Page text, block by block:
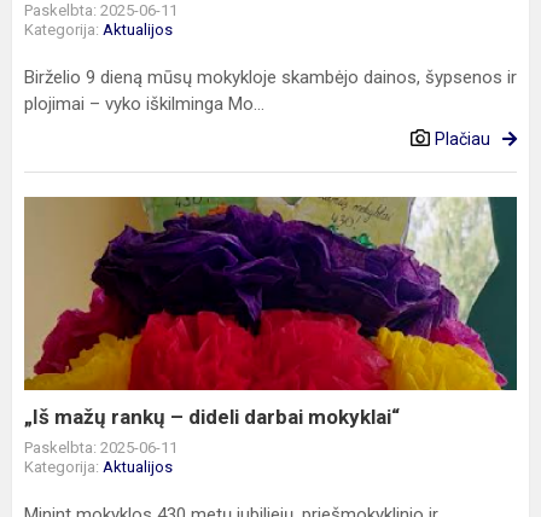
Paskelbta: 2025-06-11
Kategorija: Aktualijos
Birželio 9 dieną mūsų mokykloje skambėjo dainos, šypsenos ir
plojimai – vyko iškilminga Mo...
Plačiau
dideli
darbai
mokyklai“
„Iš mažų rankų – dideli darbai mokyklai“
Paskelbta: 2025-06-11
Kategorija: Aktualijos